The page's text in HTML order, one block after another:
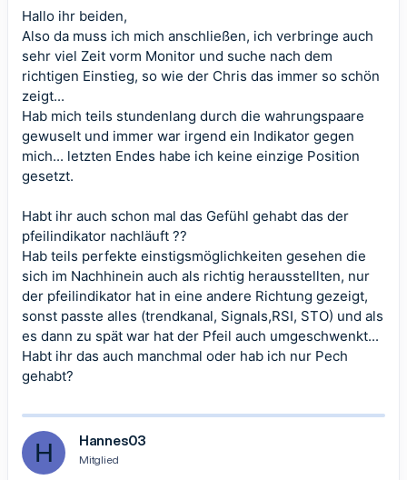
Hallo ihr beiden,
Also da muss ich mich anschließen, ich verbringe auch
sehr viel Zeit vorm Monitor und suche nach dem
richtigen Einstieg, so wie der Chris das immer so schön
zeigt...
Hab mich teils stundenlang durch die wahrungspaare
gewuselt und immer war irgend ein Indikator gegen
mich... letzten Endes habe ich keine einzige Position
gesetzt.
Habt ihr auch schon mal das Gefühl gehabt das der
pfeilindikator nachläuft ??
Hab teils perfekte einstigsmöglichkeiten gesehen die
sich im Nachhinein auch als richtig herausstellten, nur
der pfeilindikator hat in eine andere Richtung gezeigt,
sonst passte alles (trendkanal, Signals,RSI, STO) und als
es dann zu spät war hat der Pfeil auch umgeschwenkt...
Habt ihr das auch manchmal oder hab ich nur Pech
gehabt?
H Hannes03
Mitglied